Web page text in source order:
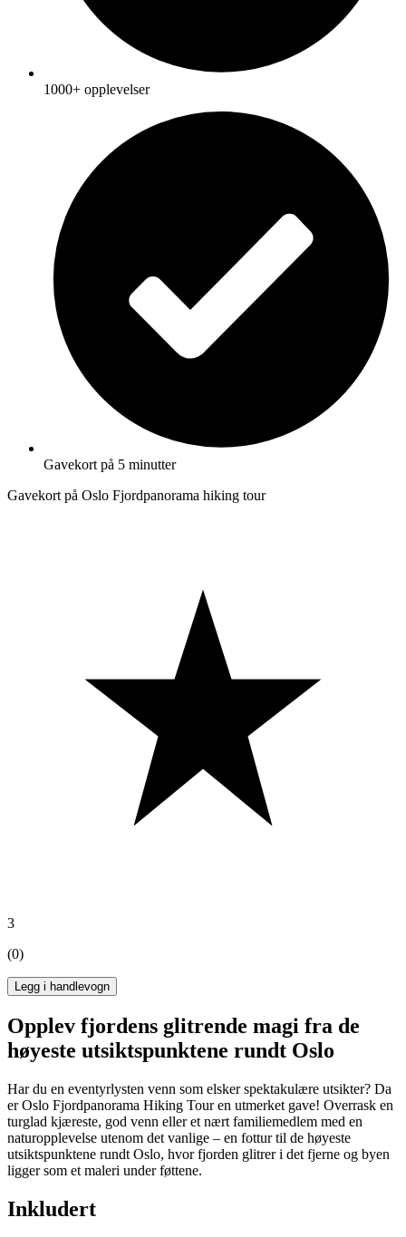
1000+ opplevelser
Gavekort på 5 minutter
Gavekort på Oslo Fjordpanorama hiking tour
3
(0)
Legg i handlevogn
Opplev fjordens glitrende magi fra de
høyeste utsiktspunktene rundt Oslo
Har du en eventyrlysten venn som elsker spektakulære utsikter? Da
er Oslo Fjordpanorama Hiking Tour en utmerket gave! Overrask en
turglad kjæreste, god venn eller et nært familiemedlem med en
naturopplevelse utenom det vanlige – en fottur til de høyeste
utsiktspunktene rundt Oslo, hvor fjorden glitrer i det fjerne og byen
ligger som et maleri under føttene.
Inkludert